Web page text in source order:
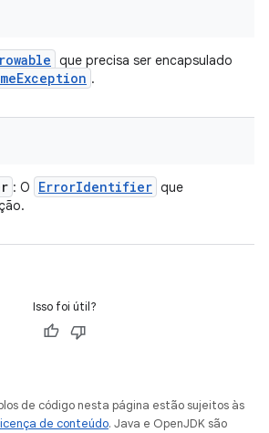
que precisa ser encapsulado
Exception .
: O ErrorIdentifier que
Isso foi útil?
de código nesta página estão sujeitos às
de conteúdo. Java e OpenJDK são